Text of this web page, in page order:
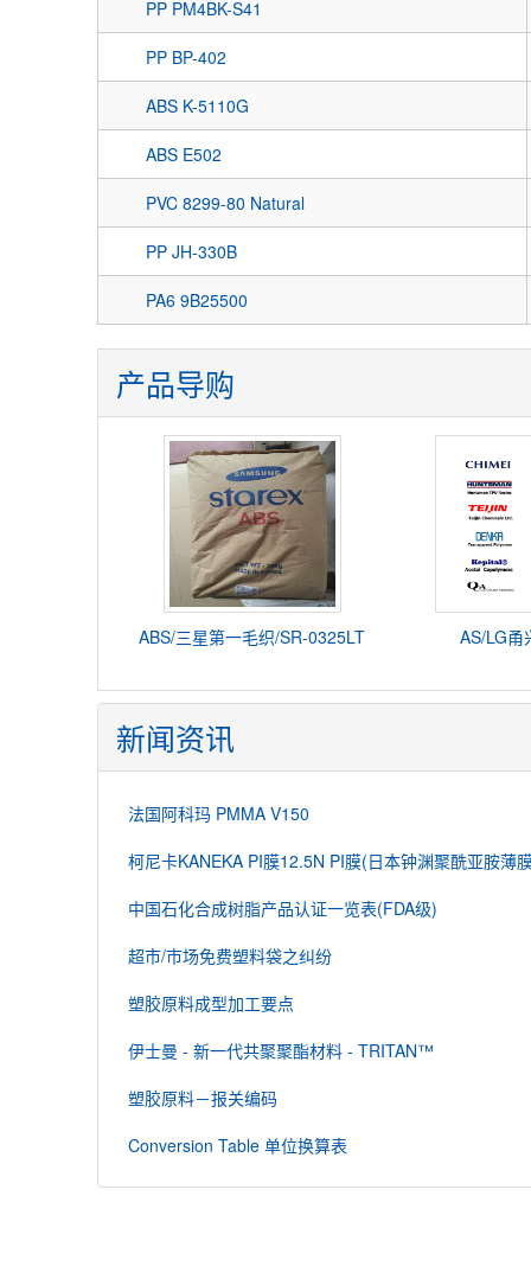
PP PM4BK-S41
PP BP-402
ABS K-5110G
ABS E502
PVC 8299-80 Natural
PP JH-330B
PA6 9B25500
产品导购
ABS/三星第一毛织/SR-0325LT AS/LG甬
新闻资讯
法国阿科玛 PMMA V150
柯尼卡KANEKA PI膜12.5N PI膜(日本钟渊聚酰亚胺薄
中国石化合成树脂产品认证一览表(FDA级)
超市/市场免费塑料袋之纠纷
塑胶原料成型加工要点
伊士曼 - 新一代共聚聚酯材料 - TRITAN™
塑胶原料－报关编码
Conversion Table 单位换算表